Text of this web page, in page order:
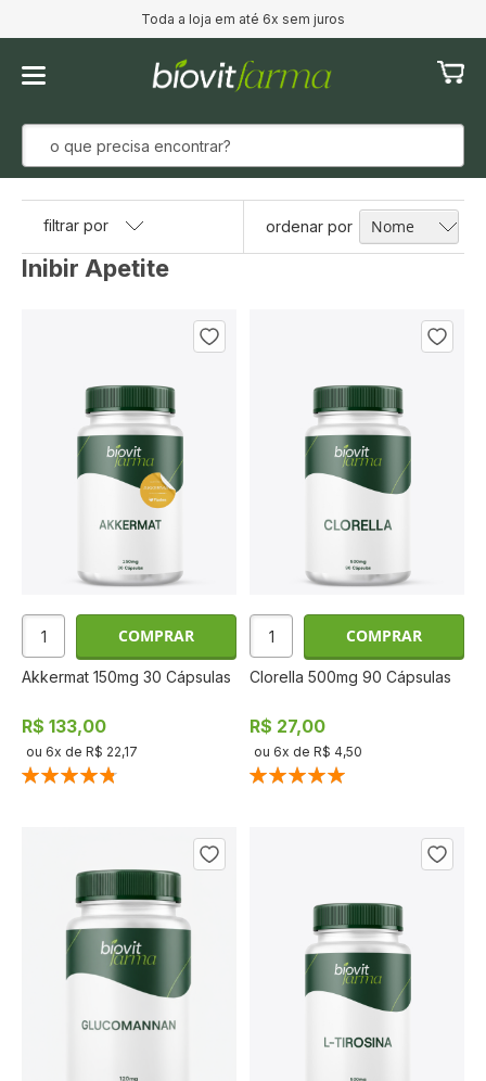
Toda a loja em até 6x sem juros
Meu
ordenar por
COMPRAR
Akkermat 150mg 30 Cápsulas
R$ 133,00
ou 6x de R$ 22,17
Classificação:
COMPRAR
Clorella 500mg 90 Cápsulas
R$ 27,00
ou 6x deR$ 4,50
Classificação:
Inibir Apetite
filtrar por